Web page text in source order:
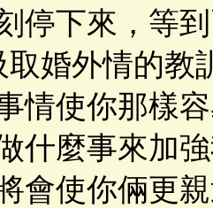
停下來，等
外情的教
情使你那樣
什麼事來加
會使你倆更